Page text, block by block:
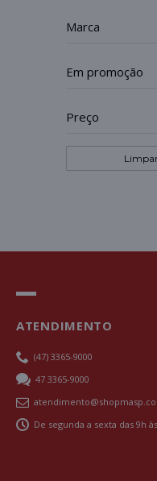
marca
em promoção
preço
ATENDIMENTO
(47) 3365-9000
47 3365-9000
De segunda a sexta das 9h